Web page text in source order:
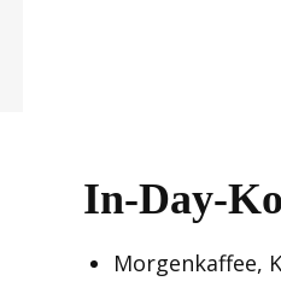
In-Day-
Morgenkaffee,